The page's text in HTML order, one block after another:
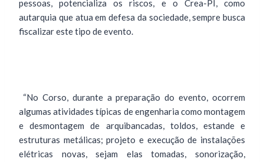
pessoas, potencializa os riscos, e o Crea-PI, como
autarquia que atua em defesa da sociedade, sempre busca
fiscalizar este tipo de evento.
“No Corso, durante a preparação do evento, ocorrem
algumas atividades típicas de engenharia como montagem
e desmontagem de arquibancadas, toldos, estande e
estruturas metálicas; projeto e execução de instalações
elétricas novas, sejam elas tomadas, sonorização,